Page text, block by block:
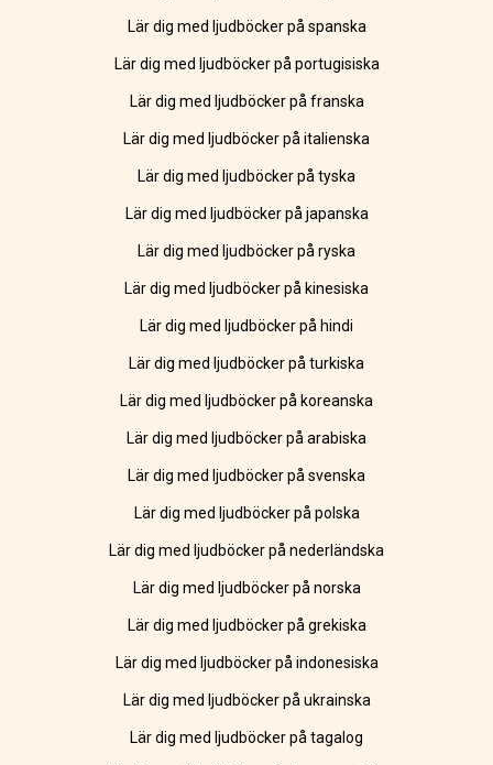
Lär dig med ljudböcker på spanska
Lär dig med ljudböcker på portugisiska
Lär dig med ljudböcker på franska
Lär dig med ljudböcker på italienska
Lär dig med ljudböcker på tyska
Lär dig med ljudböcker på japanska
Lär dig med ljudböcker på ryska
Lär dig med ljudböcker på kinesiska
Lär dig med ljudböcker på hindi
Lär dig med ljudböcker på turkiska
Lär dig med ljudböcker på koreanska
Lär dig med ljudböcker på arabiska
Lär dig med ljudböcker på svenska
Lär dig med ljudböcker på polska
Lär dig med ljudböcker på nederländska
Lär dig med ljudböcker på norska
Lär dig med ljudböcker på grekiska
Lär dig med ljudböcker på indonesiska
Lär dig med ljudböcker på ukrainska
Lär dig med ljudböcker på tagalog